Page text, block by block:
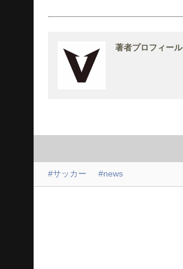
著者プロフィール
#サッカー #news